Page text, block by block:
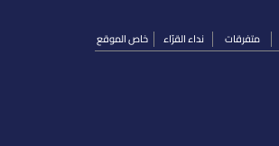
متفرقات نداء القرّاء خاص الموقع